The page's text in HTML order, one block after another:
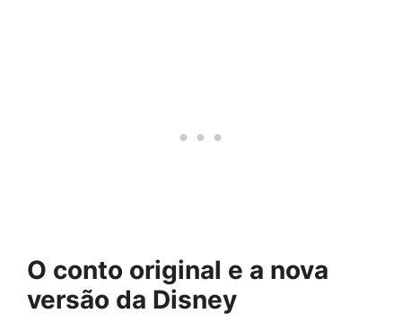
O conto original e a nova
versão da Disney